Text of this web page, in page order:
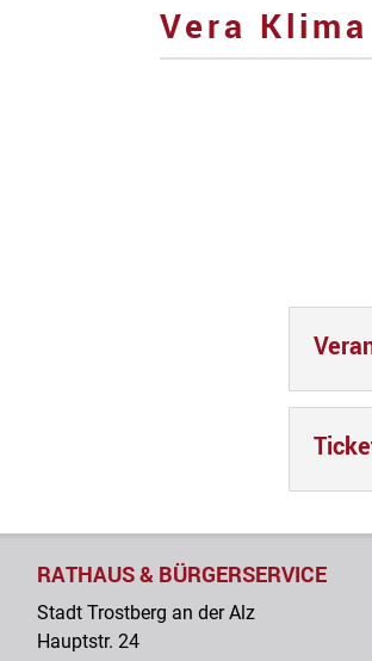
Vera
RATHAUS & BÜRGERSERVICE
Stadt Trostberg an der Alz
Hauptstr. 24